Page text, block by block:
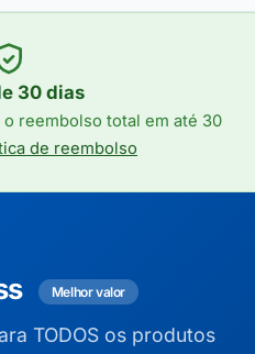
30 dias
reembolso total em até 30
de reembolso
Melhor valor
TODOS os produtos